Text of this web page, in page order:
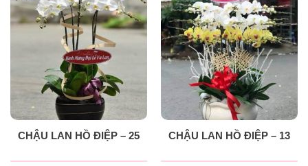
CHẬU LAN HỒ ĐIỆP – 25 CHẬU LAN HỒ ĐIỆP – 13